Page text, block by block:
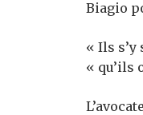
Biagio
« Ils
« qu’ils